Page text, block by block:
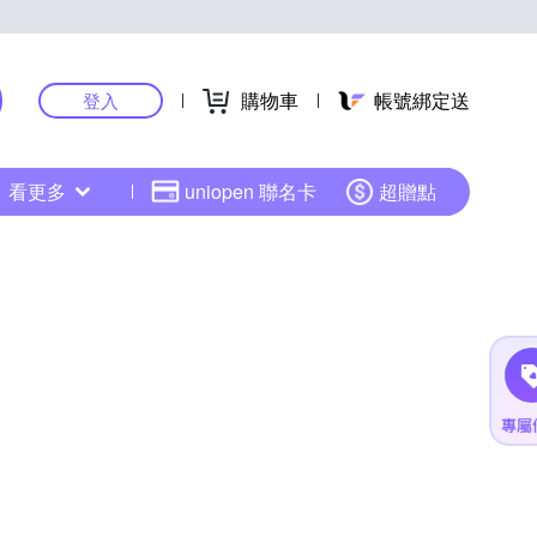
登入 購物車 帳號綁定送
看更多 uniopen 聯名卡 超贈點